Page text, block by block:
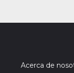
Acerca de